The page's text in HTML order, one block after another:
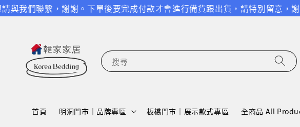
謝謝。下單後要完成付款才會進行備貨跟出貨，請特別留意，謝謝。📦✈️物流
搜尋
首頁 明洞門市｜品牌專區 板橋門市｜展示款式專區 全商品 All